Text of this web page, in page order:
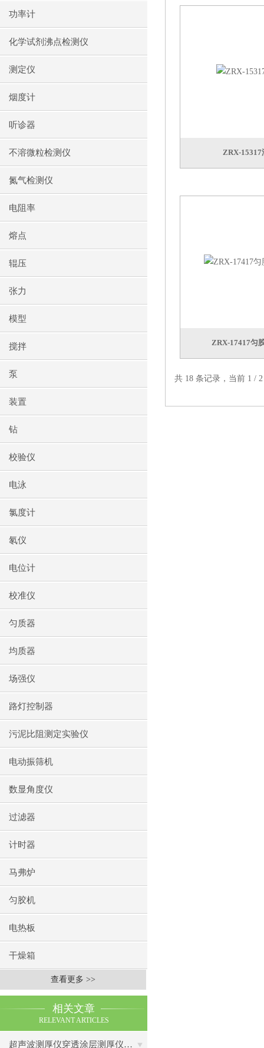
功率计
化学试剂沸点检测仪
测定仪
烟度计
听诊器
不溶微粒检测仪
氮气检测仪
电阻率
熔点
辊压
张力
模型
搅拌
泵
装置
钻
校验仪
电泳
氯度计
氡仪
电位计
校准仪
匀质器
均质器
场强仪
路灯控制器
污泥比阻测定实验仪
电动振筛机
数显角度仪
过滤器
计时器
马弗炉
匀胶机
电热板
干燥箱
查看更多 >>
相关文章
RELEVANT ARTICLES
超声波测厚仪穿透涂层测厚仪操作前准备操作步骤
ZRX-15317
ZRX-17417匀
共 18 条记录，当前 1